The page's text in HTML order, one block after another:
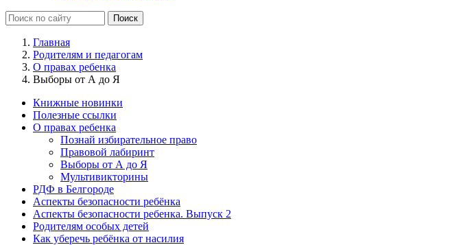
Главная
Родителям и педагогам
О правах ребенка
Выборы от А до Я
Книжные новинки
Полезные ссылки
О правах ребенка
Познай избирательное право
Правовой лабиринт
Выборы от А до Я
Мультивикторины
РДФ в Белгороде
Аспекты безопасности ребёнка
Аспекты безопасности ребенка. Выпуск 2
Родителям особых детей
Как уберечь ребёнка от насилия